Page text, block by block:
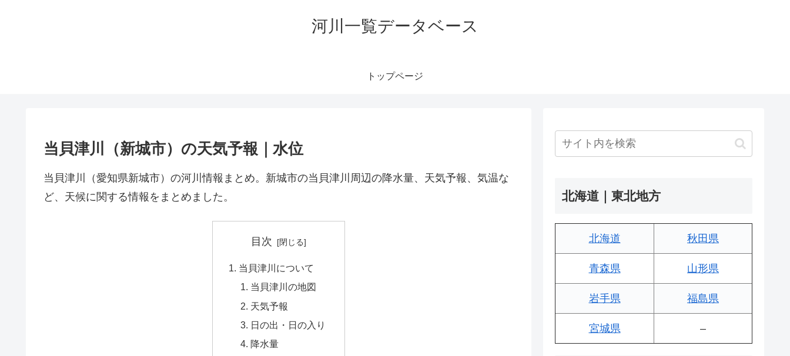
河川一覧データベース
トップページ
当貝津川（新城市）の天気予報｜水位
当貝津川（愛知県新城市）の河川情報まとめ。新城市の当貝津川周辺の降水量、天気予報、気温な
ど、天候に関する情報をまとめました。
目次
当貝津川について
当貝津川の地図
天気予報
日の出・日の入り
降水量
北海道｜東北地方
北海道 秋田県
青森県 山形県
岩手県 福島県
宮城県 –